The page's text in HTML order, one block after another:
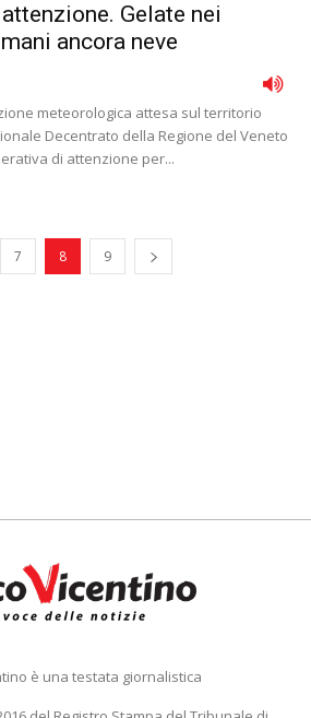
Gelate nei
ancora neve
meteorologica attesa sul territorio
Decentrato della Regione del Veneto
di attenzione per...
7 8 9
è una testata giornalistica